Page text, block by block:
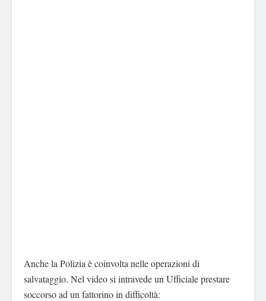
Anche la Polizia è coinvolta nelle operazioni di
salvataggio. Nel video si intravede un Ufficiale prestare
soccorso ad un fattorino in difficoltà: